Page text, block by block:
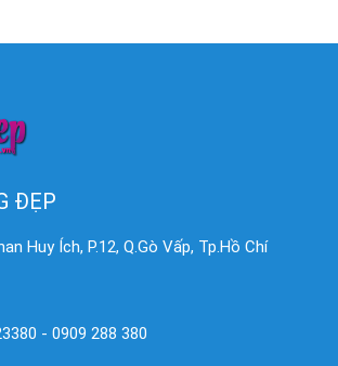
ĐẸP
Huy Ích, P.12, Q.Gò Vấp, Tp.Hồ Chí
- 0909 288 380